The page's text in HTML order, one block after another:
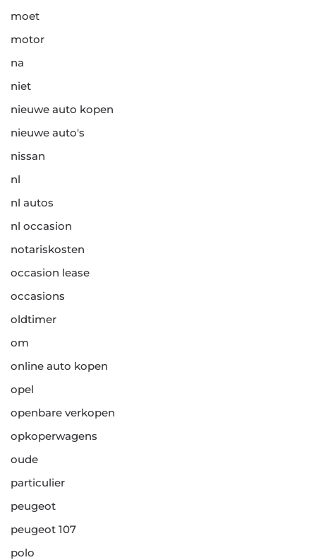
moet
motor
na
niet
nieuwe auto kopen
nieuwe auto's
nissan
nl
nl autos
nl occasion
notariskosten
occasion lease
occasions
oldtimer
om
online auto kopen
opel
openbare verkopen
opkoperwagens
oude
particulier
peugeot
peugeot 107
polo